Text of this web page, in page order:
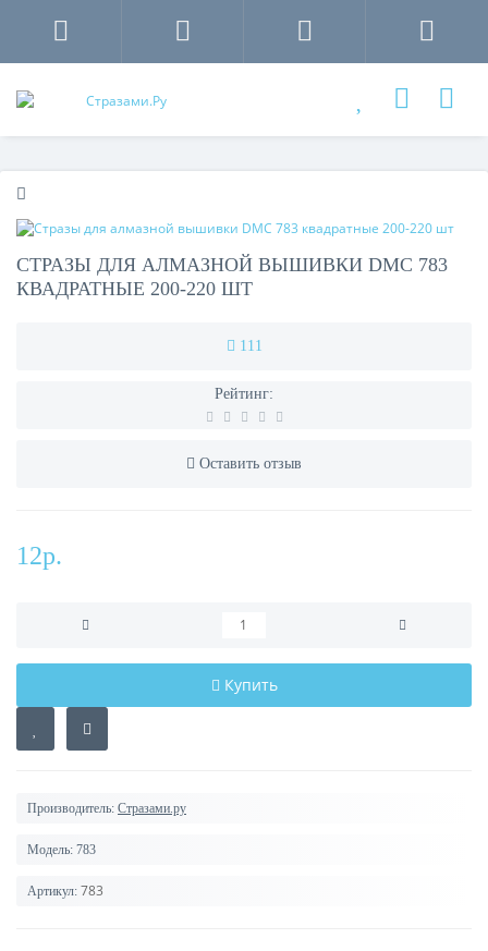
СТРАЗЫ ДЛЯ АЛМАЗНОЙ ВЫШИВКИ DMC 783
КВАДРАТНЫЕ 200-220 ШТ
111
Рейтинг:
Оставить отзыв
12р.
Купить
Производитель: Стразами.ру
Модель: 783
Артикул: 783